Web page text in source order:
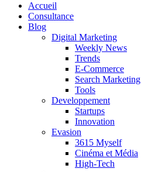
Accueil
Consultance
Blog
Digital Marketing
Weekly News
Trends
E-Commerce
Search Marketing
Tools
Developpement
Startups
Innovation
Evasion
3615 Myself
Cinéma et Média
High-Tech